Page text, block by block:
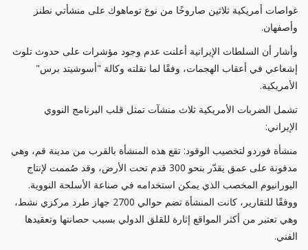
غواصات أمريكية ثلاثين صاروخًا من نوع توماهوك على منشأتي نطنز
وأصفهان.
وأشار أن السلطات الإيرانية أعلنت عدم وجود مؤشرات على حدوث تلوث
إشعاعي في أعقاب الهجمات، وفقًا لما نقلته وكالة "أسوشيتد برس"
الأمريكية.
تشمل الضربات الأمريكية ثلاث منشآت تمثل قلب البرنامج النووي
الإيراني:
منشأة فوردو لتخصيب الوقود: تقع هذه المنشأة بالقرب من مدينة قم، وهي
مدفونة على عمق يقدّر بنحو 300 قدم تحت الأرض، وقد صُممت لإنتاج
اليورانيوم المخصب الذي يمكن استخدامه في صناعة الأسلحة النووية.
ووفقًا للتقارير، كانت المنشأة تضم حوالي 2700 جهاز طرد مركزي نشط،
وهي تعتبر من أكثر المواقع إثارة للقلق الدولي بسبب حصانتها وتعقيدها
الفني.